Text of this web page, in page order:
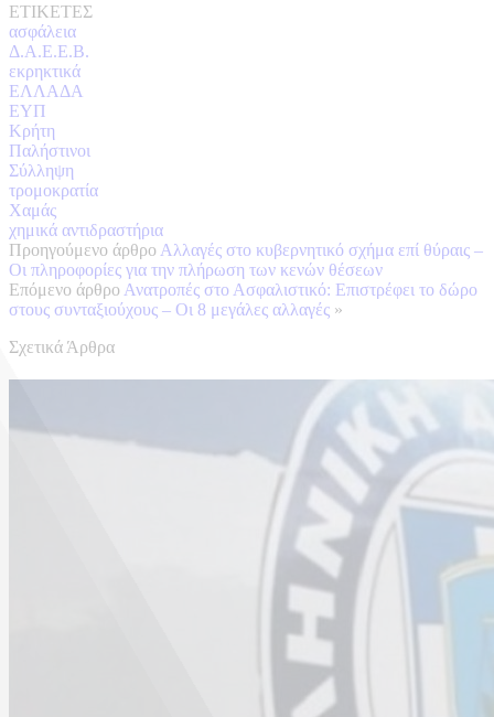
ΕΤΙΚΕΤΕΣ
ασφάλεια
Δ.A.E.E.B.
εκρηκτικά
ΕΛΛΑΔΑ
ΕΥΠ
Κρήτη
Παλήστινοι
Σύλληψη
τρομοκρατία
Χαμάς
χημικά αντιδραστήρια
Προηγούμενο άρθρο Αλλαγές στο κυβερνητικό σχήμα επί θύραις –
Οι πληροφορίες για την πλήρωση των κενών θέσεων
Επόμενο άρθρο Ανατροπές στο Ασφαλιστικό: Επιστρέφει το δώρο
στους συνταξιούχους – Οι 8 μεγάλες αλλαγές »
Σχετικά Άρθρα